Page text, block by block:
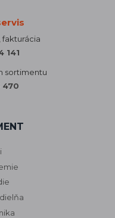
fakturácia
141
sortimentu
470